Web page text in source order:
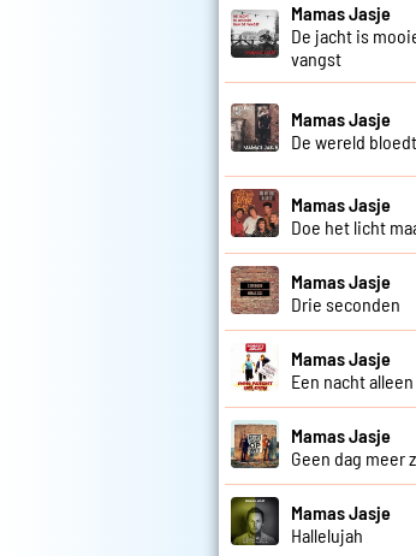
Mamas Jasje
De jacht is
vangst
Mamas Jasje
De wereld bloedt
Mamas Jasje
Doe het licht
Mamas Jasje
Drie seconden
Mamas Jasje
Een nacht alleen
Mamas Jasje
Geen dag meer
Mamas Jasje
Hallelujah